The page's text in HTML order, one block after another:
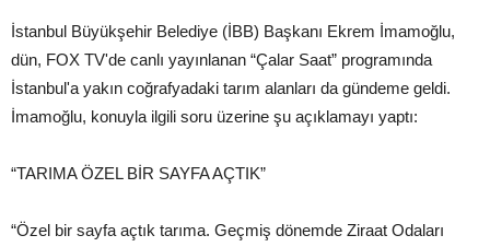
İstanbul Büyükşehir Belediye (İBB) Başkanı Ekrem İmamoğlu,
dün, FOX TV'de canlı yayınlanan “Çalar Saat” programında
İstanbul'a yakın coğrafyadaki tarım alanları da gündeme geldi.
İmamoğlu, konuyla ilgili soru üzerine şu açıklamayı yaptı:
“TARIMA ÖZEL BİR SAYFA AÇTIK”
“Özel bir sayfa açtık tarıma. Geçmiş dönemde Ziraat Odaları